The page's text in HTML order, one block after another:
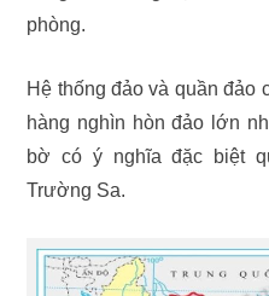
phòng.
Hệ thống đảo và quần đảo
hàng nghìn hòn đảo lớn
bờ có ý nghĩa đặc biệt
Trường Sa.